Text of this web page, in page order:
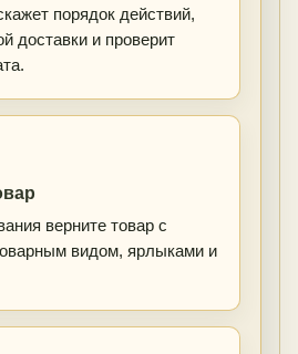
порядок действий,
доставки и проверит
верните товар с
видом, ярлыками и